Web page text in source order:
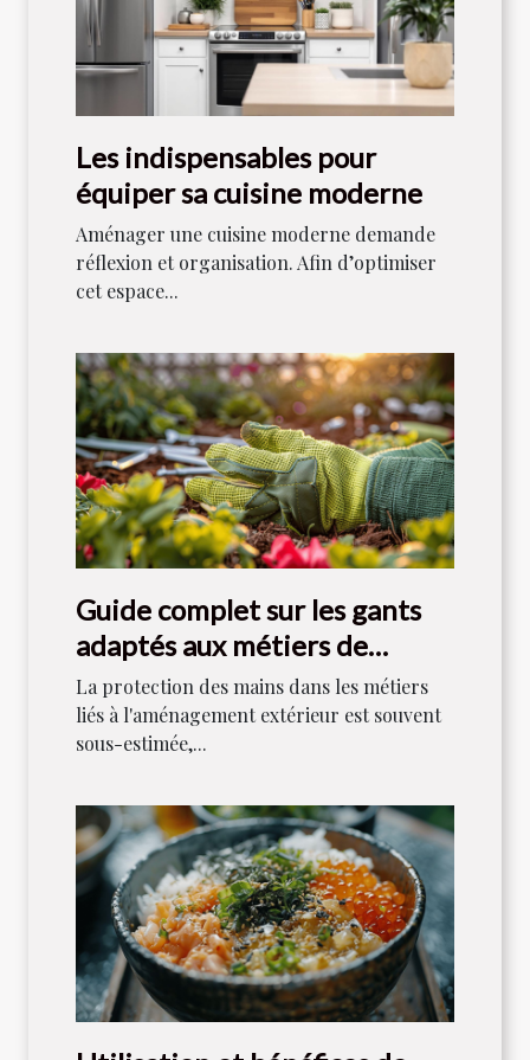
Les indispensables pour
équiper sa cuisine moderne
Aménager une cuisine moderne demande
réflexion et organisation. Afin d’optimiser
cet espace...
Guide complet sur les gants
adaptés aux métiers de
l'aménagement extérieur
La protection des mains dans les métiers
liés à l'aménagement extérieur est souvent
sous-estimée,...